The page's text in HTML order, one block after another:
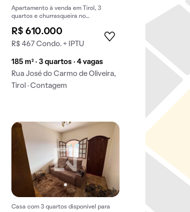
Apartamento à venda em Tirol, 3
quartos e churrasqueira no
R$ 610.000
R$ 467 Condo. + IPTU
185 m² · 3 quartos · 4 vagas
Rua José do Carmo de Oliveira,
Tirol · Contagem
Casa com 3 quartos disponível para